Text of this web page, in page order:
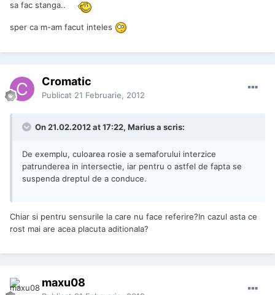
sa fac stanga..
sper ca m-am facut inteles
Cromatic
Publicat 21 Februarie, 2012
On 21.02.2012 at 17:22, Marius a scris:
De exemplu, culoarea rosie a semaforului interzice
patrunderea in intersectie, iar pentru o astfel de fapta se
suspenda dreptul de a conduce.
Chiar si pentru sensurile la care nu face referire?In cazul asta ce
rost mai are acea placuta aditionala?
maxu08